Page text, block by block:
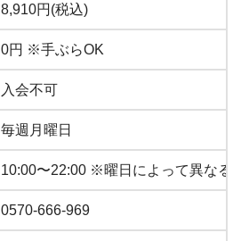
8,910円(税込)
0円 ※手ぶらOK
入会不可
毎週月曜日
10:00〜22:00 ※曜日によって異なる
0570-666-969